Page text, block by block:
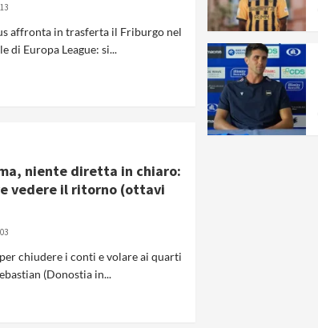
affronta in trasferta il Friburgo nel
di Europa League: si...
niente diretta in chiaro:
vedere il ritorno (ottavi
chiudere i conti e volare ai quarti
(Donostia in...